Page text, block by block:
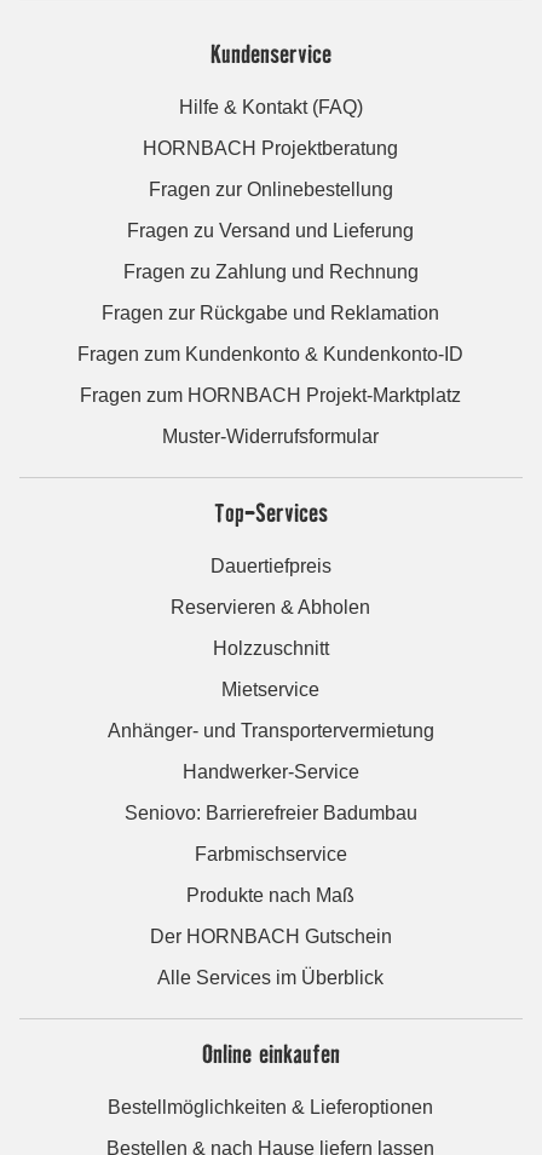
Kundenservice
Hilfe & Kontakt (FAQ)
HORNBACH Projektberatung
Fragen zur Onlinebestellung
Fragen zu Versand und Lieferung
Fragen zu Zahlung und Rechnung
Fragen zur Rückgabe und Reklamation
Fragen zum Kundenkonto & Kundenkonto-ID
Fragen zum HORNBACH Projekt-Marktplatz
Muster-Widerrufsformular
Top-Services
Dauertiefpreis
Reservieren & Abholen
Holzzuschnitt
Mietservice
Anhänger- und Transportervermietung
Handwerker-Service
Seniovo: Barrierefreier Badumbau
Farbmischservice
Produkte nach Maß
Der HORNBACH Gutschein
Alle Services im Überblick
Online einkaufen
Bestellmöglichkeiten & Lieferoptionen
Bestellen & nach Hause liefern lassen